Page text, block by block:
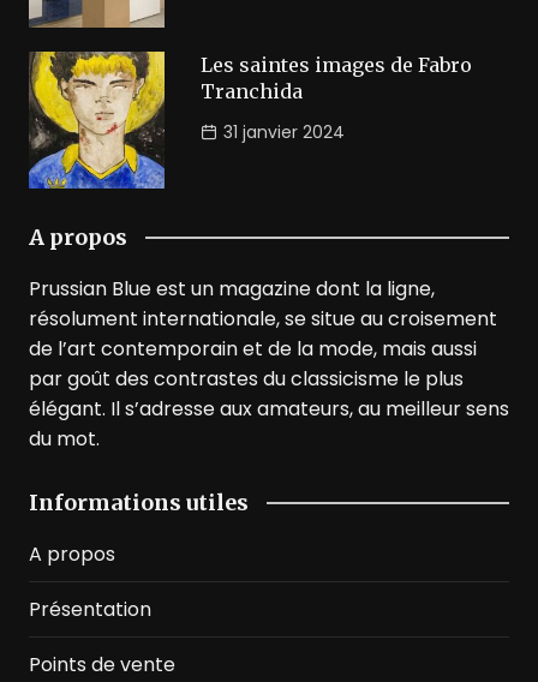
Les saintes images de Fabro
Tranchida
31 janvier 2024
A propos
Prussian Blue est un magazine dont la ligne,
résolument internationale, se situe au croisement
de l’art contemporain et de la mode, mais aussi
par goût des contrastes du classicisme le plus
élégant. Il s’adresse aux amateurs, au meilleur sens
du mot.
Informations utiles
A propos
Présentation
Points de vente